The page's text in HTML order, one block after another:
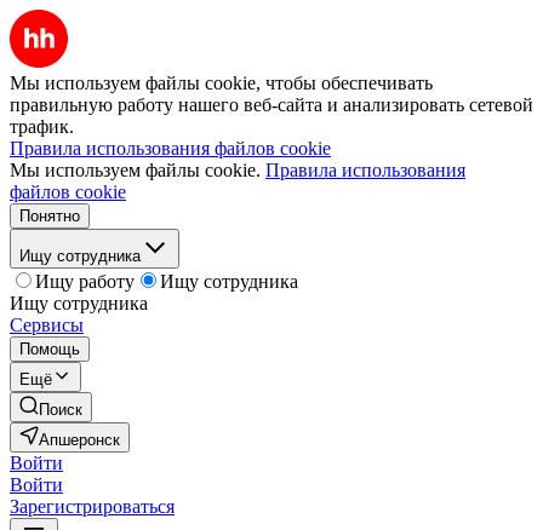
Мы используем файлы cookie, чтобы обеспечивать
правильную работу нашего веб-сайта и анализировать сетевой
трафик.
Правила использования файлов cookie
Мы используем файлы cookie. Правила использования
файлов cookie
Понятно
Ищу сотрудника
Ищу работу
Ищу сотрудника
Ищу сотрудника
Сервисы
Помощь
Ещё
Поиск
Апшеронск
Войти
Войти
Зарегистрироваться